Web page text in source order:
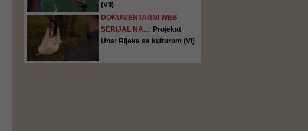
(VII)
DOKUMENTARNI WEB
SERIJAL NA...: Projekat
Una: Rijeka sa kulturom (VI)